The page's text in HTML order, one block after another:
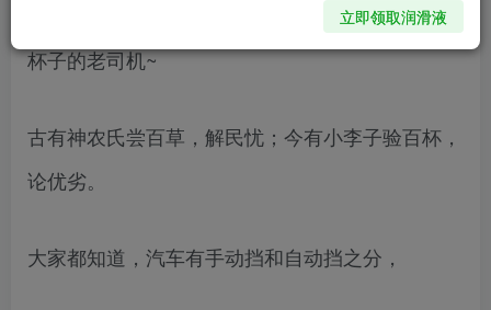
各位绅士大家好，我是小李子，一个喜欢体验各种
杯子的老司机~
古有神农氏尝百草，解民忧；今有小李子验百杯，
论优劣。
大家都知道，汽车有手动挡和自动挡之分，
立即领取润滑液